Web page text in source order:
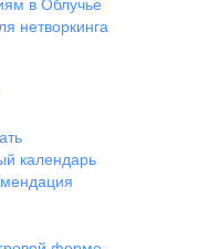
нетворкинга
календарь